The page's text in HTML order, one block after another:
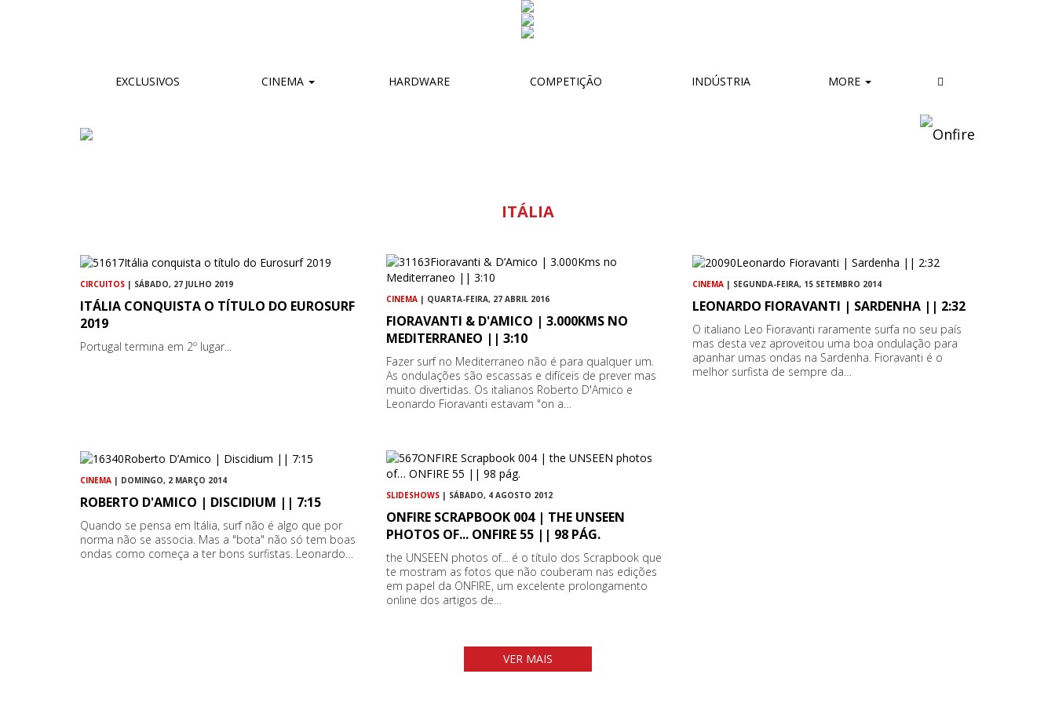
EXCLUSIVOS CINEMA HARDWARE COMPETIÇÃO INDÚSTRIA MORE
ITÁLIA
CIRCUITOS | SÁBADO, 27 JULHO 2019
ITÁLIA CONQUISTA O TÍTULO DO EUROSURF
2019
Portugal termina em 2º lugar...
CINEMA | QUARTA-FEIRA, 27 ABRIL 2016
FIORAVANTI & D'AMICO | 3.000KMS NO
MEDITERRANEO || 3:10
Fazer surf no Mediterraneo não é para qualquer um.
As ondulações são escassas e difíceis de prever mas
muito divertidas. Os italianos Roberto D'Amico e
Leonardo Fioravanti estavam "on a…
CINEMA | SEGUNDA-FEIRA, 15 SETEMBRO 2014
LEONARDO FIORAVANTI | SARDENHA || 2:32
O italiano Leo Fioravanti raramente surfa no seu país
mas desta vez aproveitou uma boa ondulação para
apanhar umas ondas na Sardenha. Fioravanti é o
melhor surfista de sempre da…
CINEMA | DOMINGO, 2 MARÇO 2014
ROBERTO D'AMICO | DISCIDIUM || 7:15
Quando se pensa em Itália, surf não é algo que por
norma não se associa. Mas a "bota" não só tem boas
ondas como começa a ter bons surfistas. Leonardo…
SLIDESHOWS | SÁBADO, 4 AGOSTO 2012
ONFIRE SCRAPBOOK 004 | THE UNSEEN
PHOTOS OF... ONFIRE 55 || 98 PÁG.
the UNSEEN photos of... é o título dos Scrapbook que
te mostram as fotos que não couberam nas edições
em papel da ONFIRE, um excelente prolongamento
online dos artigos de…
VER MAIS